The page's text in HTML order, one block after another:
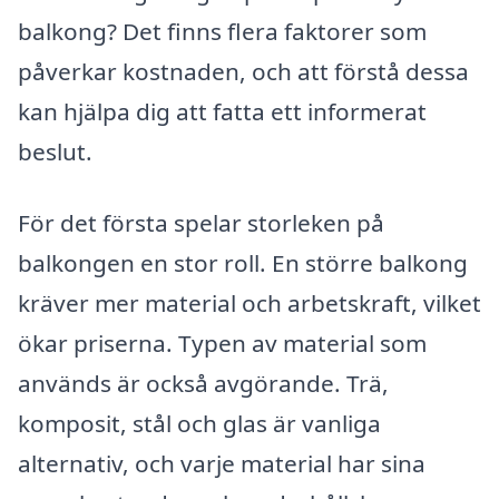
balkong? Det finns flera faktorer som
påverkar kostnaden, och att förstå dessa
kan hjälpa dig att fatta ett informerat
beslut.
För det första spelar storleken på
balkongen en stor roll. En större balkong
kräver mer material och arbetskraft, vilket
ökar priserna. Typen av material som
används är också avgörande. Trä,
komposit, stål och glas är vanliga
alternativ, och varje material har sina